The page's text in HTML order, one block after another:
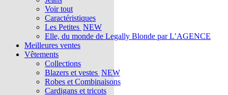
Voir tout
Caractéristiques
Les Petites NEW
Elle, du monde de Legally Blonde par L’AGENCE
Meilleures ventes
Vêtements
Collections
Blazers et vestes NEW
Robes et Combinaisons
Cardigans et tricots